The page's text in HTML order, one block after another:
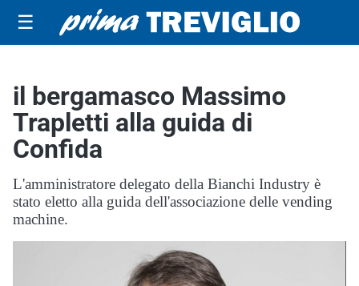
☰
il bergamasco Massimo
Trapletti alla guida di
Confida
L'amministratore delegato della Bianchi Industry è
stato eletto alla guida dell'associazione delle vending
machine.